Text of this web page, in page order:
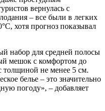
вернулась с
– все были в легких
хотя прогноз показывал
набор для средней полосы
мешок с комфортом до
толщиной не менее 5 см.
белье – это значительно
погоду», – добавляет